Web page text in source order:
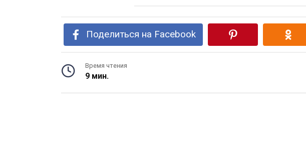
Поделиться на Facebook
Время чтения
9 мин.